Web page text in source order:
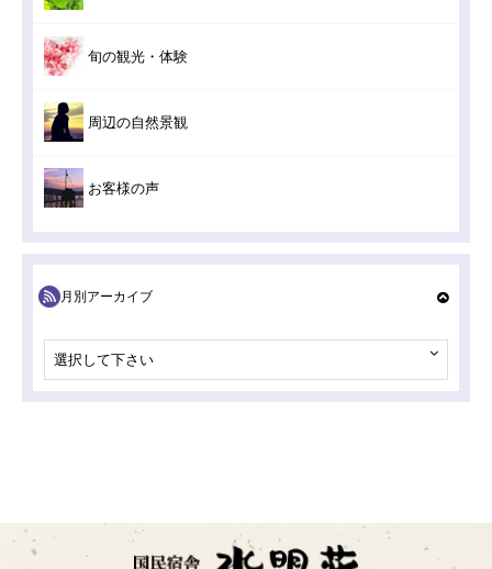
旬の観光・体験
周辺の自然景観
お客様の声
月別アーカイブ
選択して下さい